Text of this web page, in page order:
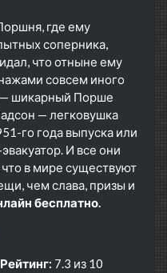
где ему
соперника,
что отныне ему
совсем иного
— шикарный Порше
— легковушка
го года выпуска или
И все они
в мире существуют
чем слава, призы и
бесплатно.
Рейтинг: 7.3 из 10